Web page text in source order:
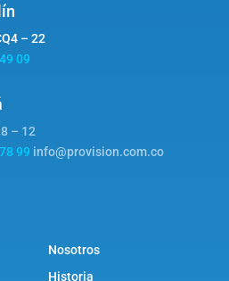
– 22
09
– 12
99 info@provision.com.co
Nosotros
Historia